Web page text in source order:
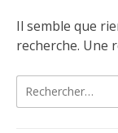
Il semble que
recherche. Une
Rechercher :